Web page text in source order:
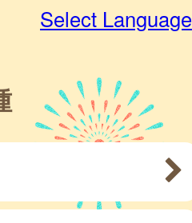
Select Language